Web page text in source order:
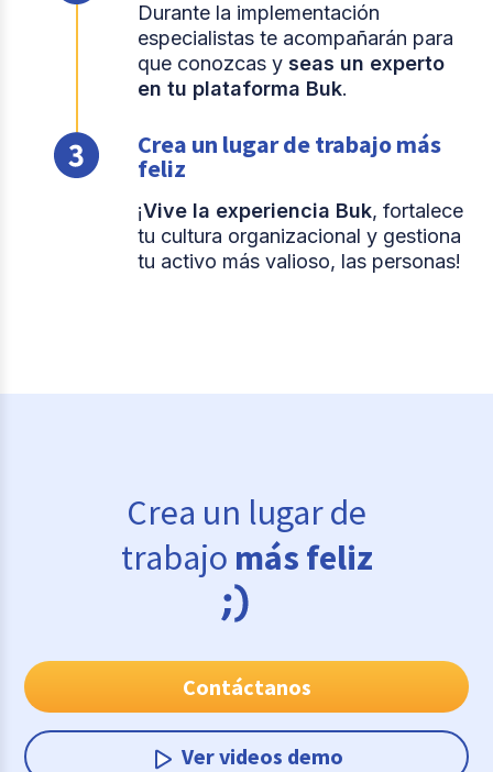
Durante la implementación
especialistas te acompañarán para
que conozcas yseas un experto
en tu plataforma Buk.
Crea un lugar de trabajo más
feliz
¡Vive la experiencia Buk, fortalece
tu cultura organizacional y gestiona
tu activo más valioso, las personas!
Crea un lugar de
trabajo más feliz
Contáctanos
Ver videos demo